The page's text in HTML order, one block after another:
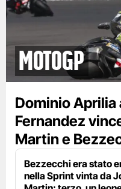
motogp
Dominio Aprilia
Fernandez
Martin e
Bezzecchi era stato
nella Sprint vinta da